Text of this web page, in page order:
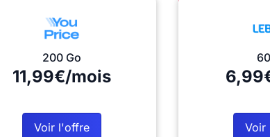
200 Go
11,99€/mois
Voir l'offre Voir